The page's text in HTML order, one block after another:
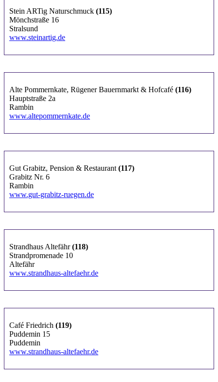
Stein ARTig Naturschmuck (115)
Mönchstraße 16
Stralsund
www.steinartig.de
Alte Pommernkate, Rügener Bauernmarkt & Hofcafé (116)
Hauptstraße 2a
Rambin
www.altepommernkate.de
Gut Grabitz, Pension & Restaurant (117)
Grabitz Nr. 6
Rambin
www.gut-grabitz-ruegen.de
Strandhaus Altefähr(118)
Strandpromenade 10
Altefähr
www.strandhaus-altefaehr.de
Café Friedrich (119)
Puddemin 15
Puddemin
www.strandhaus-altefaehr.de